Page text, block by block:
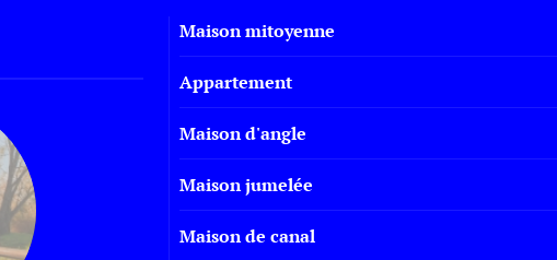
Maison mitoyenne
Appartement
Maison d'angle
Maison jumelée
Maison de canal